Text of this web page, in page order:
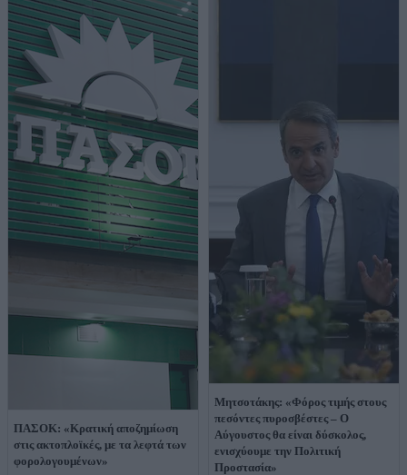
ΠΑΣΟΚ: «Κρατική αποζημίωση
στις ακτοπλοϊκές, με τα λεφτά των
φορολογουμένων»
Μητσοτάκης: «Φόρος τιμής στους
πεσόντες πυροσβέστες – Ο
Αύγουστος θα είναι δύσκολος,
ενισχύουμε την Πολιτική
Προστασία»